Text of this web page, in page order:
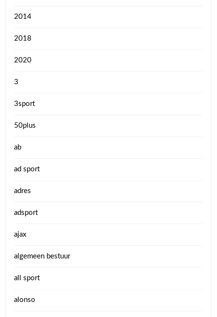
2014
2018
2020
3
3sport
50plus
ab
ad sport
adres
adsport
ajax
algemeen bestuur
all sport
alonso